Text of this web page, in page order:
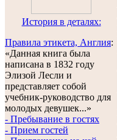
История в деталях:
Правила этикета, Англия:
«Данная книга была
написана в 1832 году
Элизой Лесли и
представляет собой
учебник-руководство для
молодых девушек...»
- Пребывание в гостях
- Прием гостей